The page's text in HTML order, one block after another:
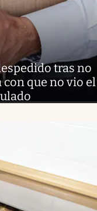
tras no
con que no vio el